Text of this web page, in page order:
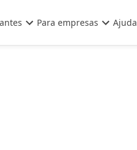
Para empresas Ajuda